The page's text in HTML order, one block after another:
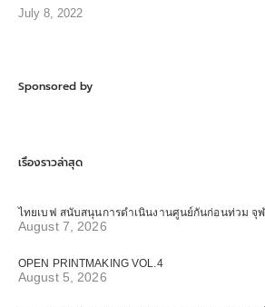
July 8, 2022
Sponsored by
เรื่องราวล่าสุด
ไทยเบฟ สนับสนุนการดำเนินงานศูนย์กันก่อนท่วม จุ
August 7, 2026
OPEN PRINTMAKING VOL.4
August 5, 2026